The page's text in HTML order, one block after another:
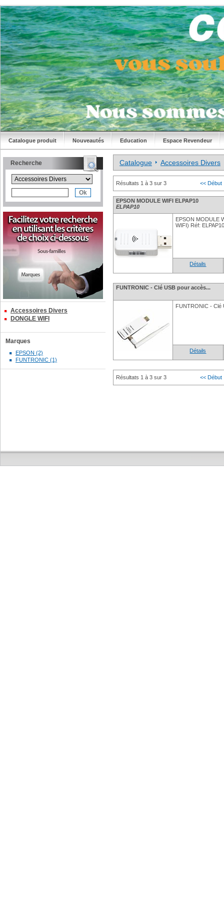
Catalogue produit Nouveautés Education Espace Revendeur
Recherche
Accessoires Divers
DONGLE WIFI
Marques
EPSON (2)
FUNTRONIC (1)
Catalogue Accessoires Divers
Résultats 1 à 3 sur 3 << Début
EPSON MODULE WIFI ELPAP10
ELPAP10
EPSON MODULE
WIFI) Réf: ELPAP10
Détails
FUNTRONIC - Clé USB pour accès...
FUNTRONIC - Clé
Détails
Résultats 1 à 3 sur 3 << Début